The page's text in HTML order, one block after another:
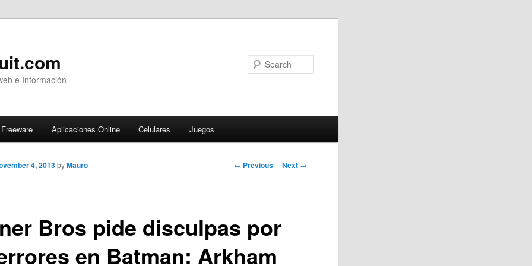
e Información
Freeware Aplicaciones Online Celulares Juegos
Post
← Previous Next →
Bros pide disculpas por
en Batman: Arkham
4, 2013 byMauro